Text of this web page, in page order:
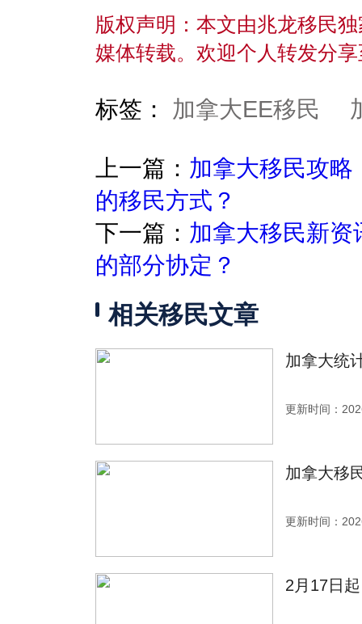
版权声明：本文由兆龙移民
媒体转载。欢迎个人转发分
标签： 加拿大EE移民
上一篇： 加拿大移民攻
的移民方式？
下一篇： 加拿大移民新
的部分协定？
相关移民文章
加拿大统
更新时间：
加拿大移
更新时间：
2月17日